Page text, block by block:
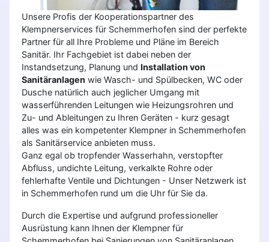
Unsere Profis der Kooperationspartner des
Klempnerservices für Schemmerhofen sind der perfekte
Partner für all Ihre Probleme und Pläne im Bereich
Sanitär. Ihr Fachgebiet ist dabei neben der
Instandsetzung, Planung und Installation von
Sanitäranlagen wie Wasch- und Spülbecken, WC oder
Dusche natürlich auch jeglicher Umgang mit
wasserführenden Leitungen wie Heizungsrohren und
Zu- und Ableitungen zu Ihren Geräten - kurz gesagt
alles was ein kompetenter Klempner in Schemmerhofen
als Sanitärservice anbieten muss.
Ganz egal ob tropfender Wasserhahn, verstopfter
Abfluss, undichte Leitung, verkalkte Rohre oder
fehlerhafte Ventile und Dichtungen - Unser Netzwerk ist
in Schemmerhofen rund um die Uhr für Sie da.
Durch die Expertise und aufgrund professioneller
Ausrüstung kann Ihnen der Klempner für